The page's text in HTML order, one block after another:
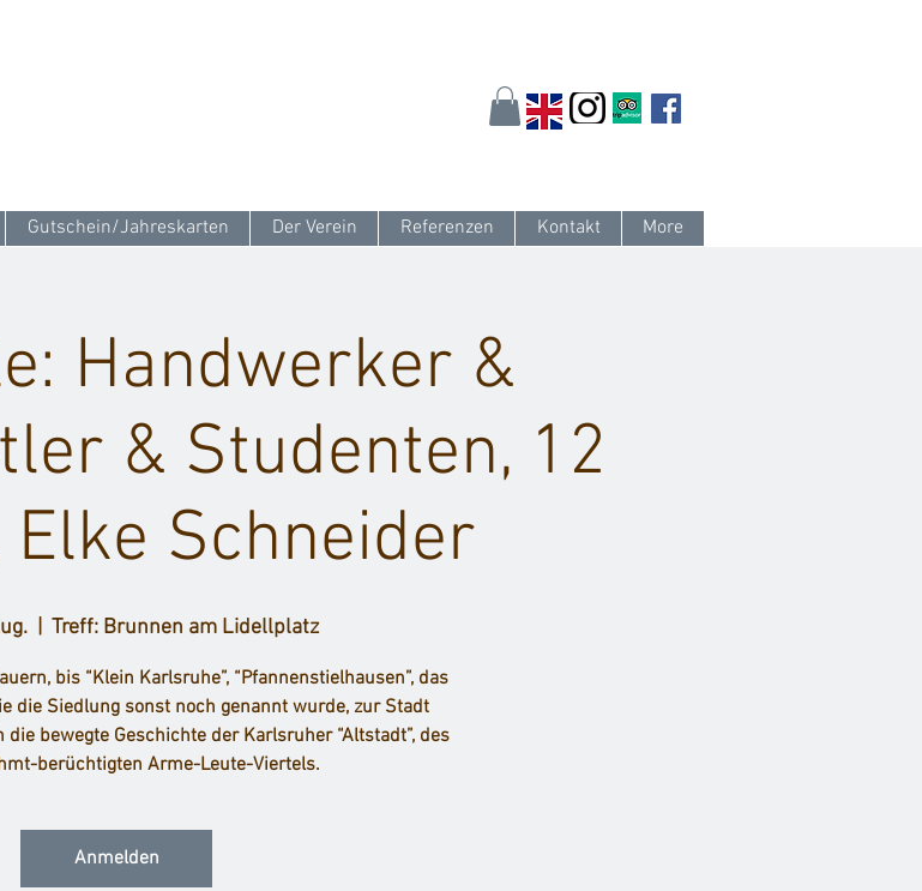
Gutschein/Jahreskarten Der Verein Referenzen Kontakt More
Handwerker &
& Studenten, 12
Elke Schneider
  |
Treff: Brunnen am Lidellplatz
bis “Klein Karlsruhe”, “Pfannenstielhausen”, das
die Siedlung sonst noch genannt wurde, zur Stadt
die bewegte Geschichte der Karlsruher “Altstadt”, des
berüchtigten Arme-Leute-Viertels.
Anmelden